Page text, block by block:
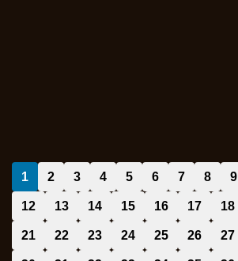
1 2 3 4 5 6 7 8 9
12 13 14 15 16 17 18
21 22 23 24 25 26 27